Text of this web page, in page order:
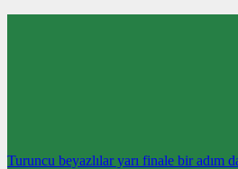
Turuncu beyazlılar yarı finale bir adım